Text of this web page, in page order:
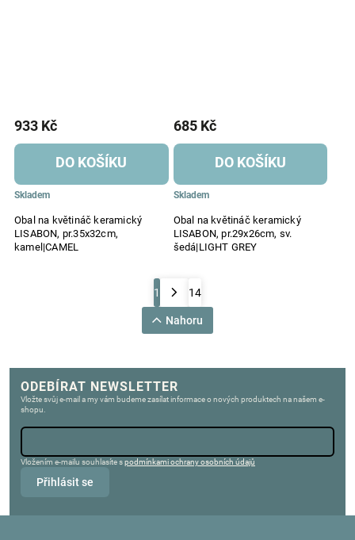
Obal na květináč keramický
LISABON, pr.35x32cm,
kamel|CAMEL
Skladem
933 Kč
DO KOŠÍKU
Obal na květináč keramický
LISABON, pr.29x26cm, sv.
šedá|LIGHT GREY
Skladem
685 Kč
DO KOŠÍKU
1 14
Nahoru
ODEBÍRAT NEWSLETTER
Vložte svůj e-mail a my vám budeme zasílat informace o nových produktech na našem e-
shopu.
Vložením e-mailu souhlasíte spodmínkami ochrany osobních údajů
Přihlásit se